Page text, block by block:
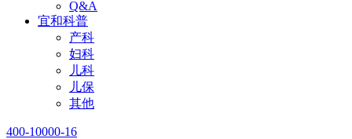
Q&A
宜和科普
产科
妇科
儿科
儿保
其他
400-10000-16